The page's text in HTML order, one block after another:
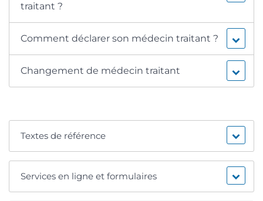
traitant ?
Comment déclarer son médecin traitant ?
Changement de médecin traitant
Textes de référence
Services en ligne et formulaires